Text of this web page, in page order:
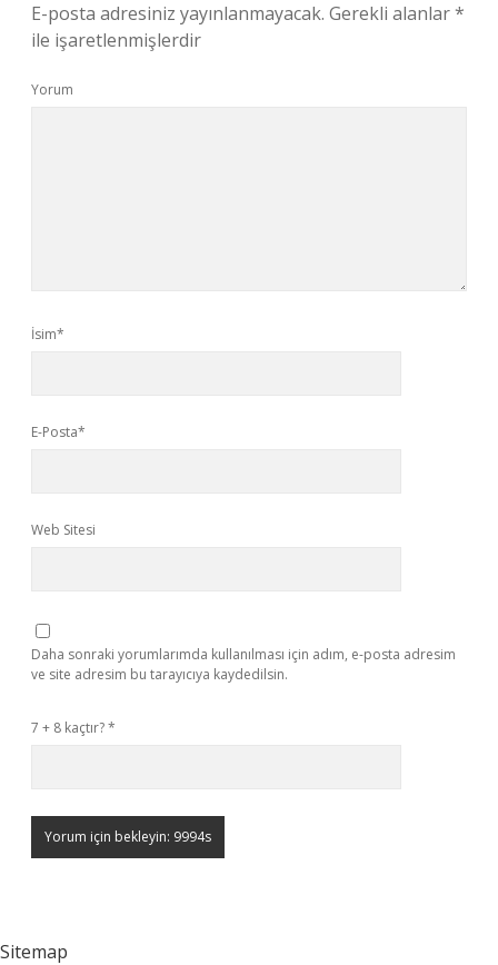
E-posta adresiniz yayınlanmayacak. Gerekli alanlar*
ile işaretlenmişlerdir
Yorum
İsim*
E-Posta*
Web Sitesi
Daha sonraki yorumlarımda kullanılması için adım, e-posta adresim
ve site adresim bu tarayıcıya kaydedilsin.
7 + 8 kaçtır?*
Sitemap